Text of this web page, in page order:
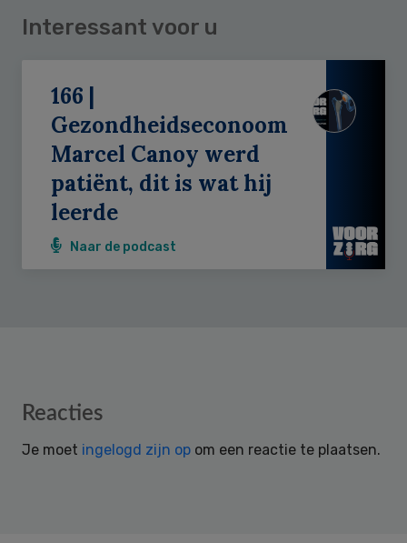
Interessant voor u
166 |
Gezondheidseconoom
Marcel Canoy werd
patiënt, dit is wat hij
leerde
Naar de podcast
Reader
Reacties
Je moet ingelogd zijn op om een reactie te plaatsen.